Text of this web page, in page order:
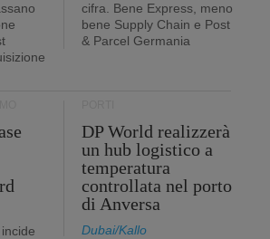
cifra. Bene Express, meno
bene Supply Chain e Post
& Parcel Germania
DP World realizzerà
un hub logistico a
temperatura
controllata nel porto
di Anversa
Dubai/Kallo